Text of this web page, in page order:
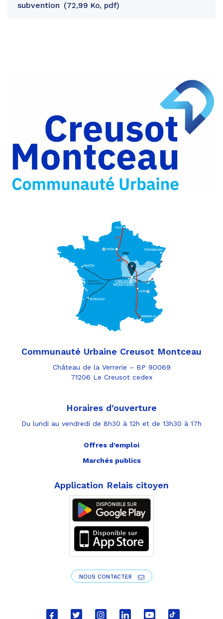
subvention
72,99 Ko, pdf
Facebook
Partager
Twitter
Partager
par
e-
mail
Communauté Urbaine Creusot Montceau
Château de la Verrerie – BP 90069
71206 Le Creusot cedex
Horaires d’ouverture
Du lundi au vendredi de 8h30 à 12h et de 13h30 à 17h
Offres d’emploi
Marchés publics
Application Relais citoyen
NOUS CONTACTER